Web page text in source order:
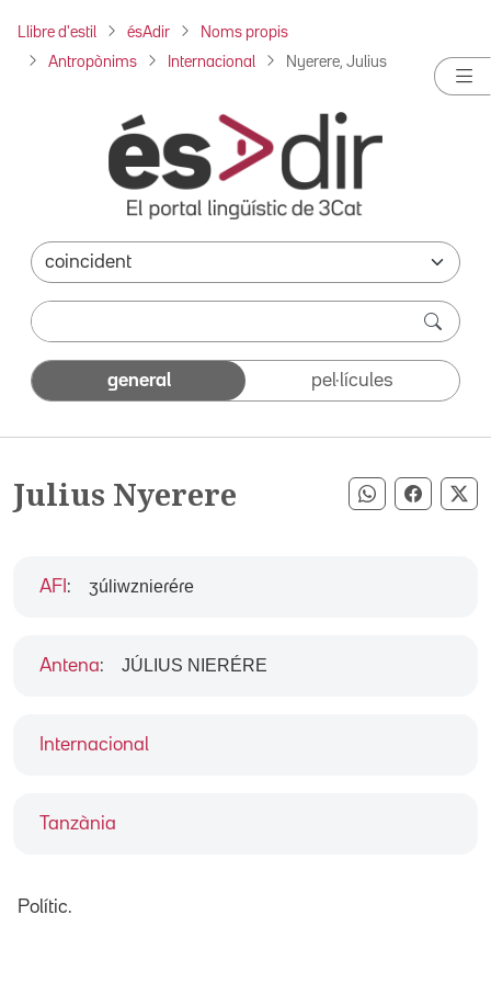
Llibre d'estil ésAdir Noms propis
Antropònims Internacional Nyerere, Julius
general pel·lícules
Julius Nyerere Compartir
Internacional
Tanzània
AFI : ʒúliwznieɾéɾe
Antena: JÚLIUS NIERÉRE
Polític.